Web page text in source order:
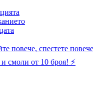
повече, спестете
смоли от 10 броя! ⚡️